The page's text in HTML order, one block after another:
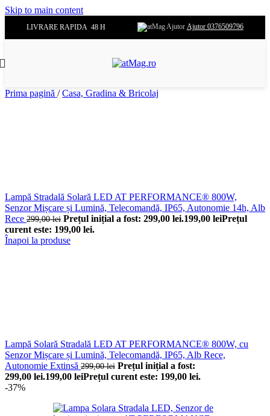
Skip to main content
LIVRARE RAPIDA 48 H Ajutor 0376509796
Prima pagină / Casa, Gradina & Bricolaj
Lampă Stradală Solară LED AT PERFORMANCE® 800W,
Senzor Mișcare și Lumină, Telecomandă, IP65, Autonomie 14h, Alb
Rece 299,00lei Prețul inițial a fost: 299,00 lei.199,00 leiPrețul
curent este: 199,00 lei.
Înapoi la produse
Lampă Solară Stradală LED AT PERFORMANCE® 800W, cu
Senzor Mișcare și Lumină, Telecomandă, IP65, Alb Rece,
Autonomie Extinsă 299,00lei Prețul inițial a fost:
299,00 lei.199,00 leiPrețul curent este: 199,00 lei.
-37%